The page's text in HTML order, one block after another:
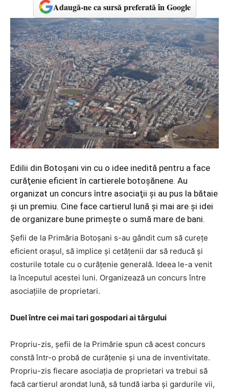
Adaugă-ne ca sursă preferată în Google
Edilii din Botoşani vin cu o idee inedită pentru a face
curăţenie eficient în cartierele botoşănene. Au
organizat un concurs între asociaţii şi au pus la bătaie
şi un premiu. Cine face cartierul lună şi mai are şi idei
de organizare bune primeşte o sumă mare de bani.
Şefii de la Primăria Botoşani s-au gândit cum să cureţe
eficient oraşul, să implice şi cetăţenii dar să reducă şi
costurile totale cu o curăţenie generală. Ideea le-a venit
la începutul acestei luni. Organizează un concurs între
asociaţiile de proprietari.
Duel între cei mai tari gospodari ai târgului
Propriu-zis, şefii de la Primărie spun că acest concurs
constă într-o probă de curăţenie şi una de inventivitate.
Propriu-zis fiecare asociaţia de proprietari va trebui să
facă cartierul arondat lună, să tundă iarba şi gardurile vii,